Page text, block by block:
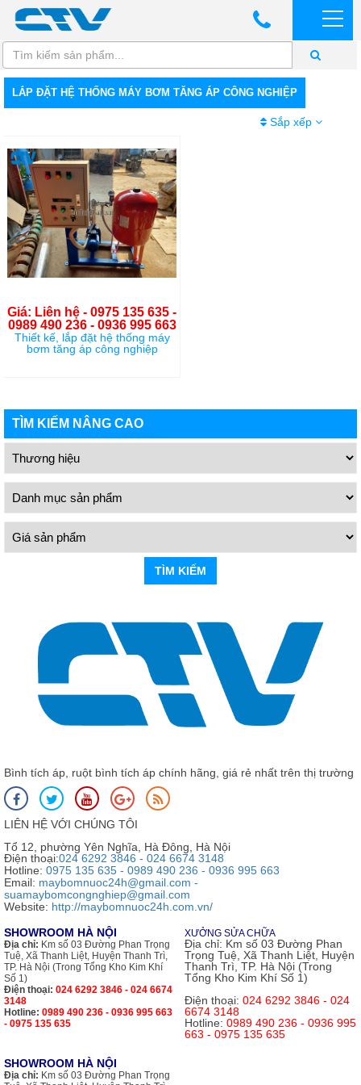
LẮP ĐẶT HỆ THỐNG MÁY BƠM TĂNG ÁP CÔNG NGHIỆP
Sắp xếp
Giá: Liên hệ - 0975 135 635 -
0989 490 236 - 0936 995 663
Thiết kế, lắp đặt hệ thống máy
bơm tăng áp công nghiệp
TÌM KIẾM NÂNG CAO
TÌM KIẾM
Bình tích áp, ruột bình tích áp chính hãng, giá rẻ nhất trên thị trường
LIÊN HỆ VỚI CHÚNG TÔI
Tổ 12, phường Yên Nghĩa, Hà Đông, Hà Nội
Điện thoại:024 6292 3846 - 024 6674 3148
Hotline: 0975 135 635 - 0989 490 236 - 0936 995 663
Email: maybomnuoc24h@gmail.com -
suamaybomcongnghiep@gmail.com
Website: http://maybomnuoc24h.com.vn/
SHOWROOM HÀ NỘI
Địa chỉ: Km số 03 Đường Phan Trọng
Tuệ, Xã Thanh Liệt, Huyện Thanh Trì,
TP. Hà Nội (Trong Tổng Kho Kim Khí
Số 1)
Điện thoại: 024 6292 3846 - 024 6674
3148
Hotline: 0989 490 236 - 0936 995 663
- 0975 135 635
XƯỞNG SỬA CHỮA
Địa chỉ: Km số 03 Đường Phan
Trọng Tuệ, Xã Thanh Liệt, Huyện
Thanh Trì, TP. Hà Nội (Trong
Tổng Kho Kim Khí Số 1)
Điện thoại: 024 6292 3846 - 024
6674 3148
Hotline: 0989 490 236 - 0936 995
663 - 0975 135 635
SHOWROOM HÀ NỘI
Địa chỉ: Km số 03 Đường Phan Trọng